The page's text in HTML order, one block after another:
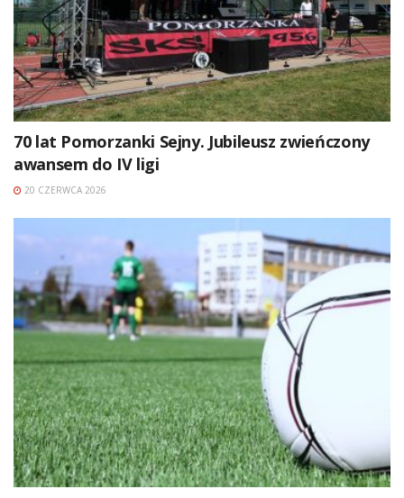
70 lat Pomorzanki Sejny. Jubileusz zwieńczony
awansem do IV ligi
20 CZERWCA 2026